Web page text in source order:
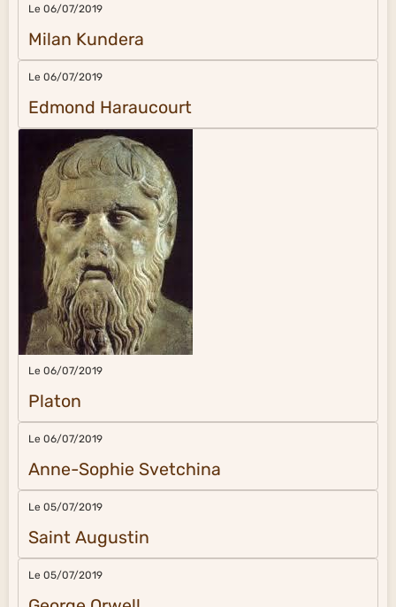
Le 06/07/2019
Milan Kundera
Le 06/07/2019
Edmond Haraucourt
Le 06/07/2019
Platon
Le 06/07/2019
Anne-Sophie Svetchina
Le 05/07/2019
Saint Augustin
Le 05/07/2019